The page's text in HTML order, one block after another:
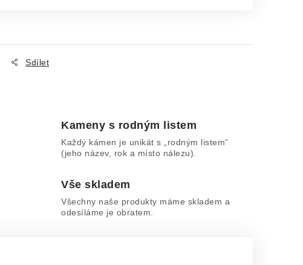
Sdílet
Kameny s rodným listem
Každý kámen je unikát s „rodným listem“
(jeho název, rok a místo nálezu).
Vše skladem
Všechny naše produkty máme skladem a
odesíláme je obratem.